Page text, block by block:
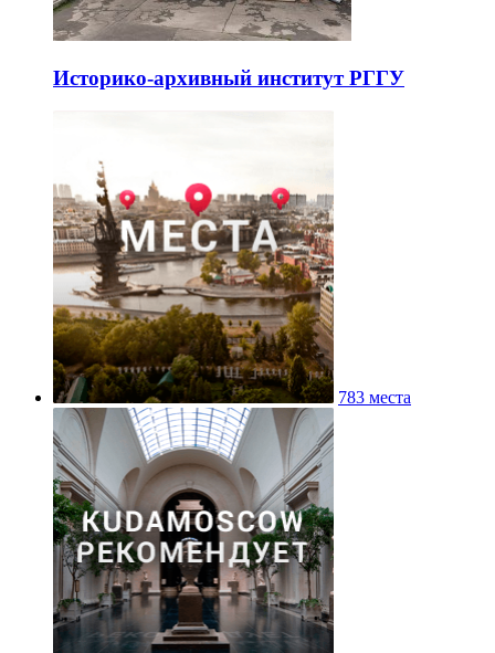
Историко-архивный институт РГГУ
783 места